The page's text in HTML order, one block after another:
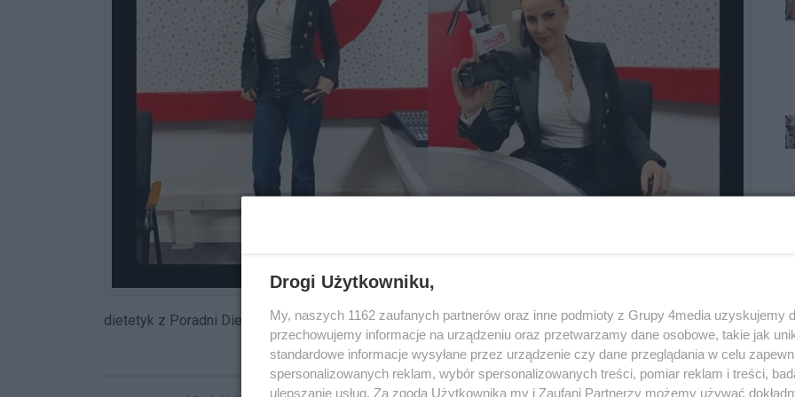
dietetyk z Poradni Dieta System.
Drogi Użytkowniku,
My, naszych 1162 zaufanych partnerów oraz inne podmioty z Grupy 4media uzyskujemy
przechowujemy informacje na urządzeniu oraz przetwarzamy dane osobowe, takie jak
standardowe informacje wysyłane przez urządzenie czy dane przeglądania w celu
spersonalizowanych reklam, wybór spersonalizowanych treści, pomiar reklam i treści,
ulepszanie usług. Za zgodą Użytkownika my i Zaufani Partnerzy możemy używać